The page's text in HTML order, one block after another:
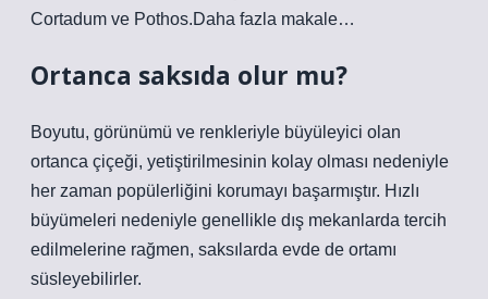
Cortadum ve Pothos.Daha fazla makale…
Ortanca saksıda olur mu?
Boyutu, görünümü ve renkleriyle büyüleyici olan
ortanca çiçeği, yetiştirilmesinin kolay olması nedeniyle
her zaman popülerliğini korumayı başarmıştır. Hızlı
büyümeleri nedeniyle genellikle dış mekanlarda tercih
edilmelerine rağmen, saksılarda evde de ortamı
süsleyebilirler.